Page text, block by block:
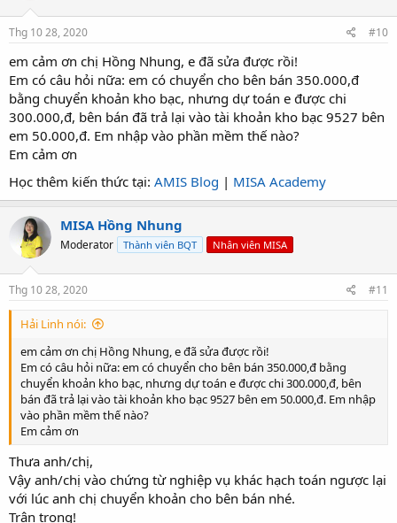
Thg 10 28, 2020 #10
em cảm ơn chị Hồng Nhung, e đã sửa được rồi!
Em có câu hỏi nữa: em có chuyển cho bên bán 350.000,đ
bằng chuyển khoản kho bạc, nhưng dự toán e được chi
300.000,đ, bên bán đã trả lại vào tài khoản kho bạc 9527 bên
em 50.000,đ. Em nhập vào phần mềm thế nào?
Em cảm ơn
Học thêm kiến thức tại: AMIS Blog | MISA Academy
MISA Hồng Nhung
Moderator Thành viên BQT Nhân viên MISA
Thg 10 28, 2020 #11
Hải Linh nói:
em cảm ơn chị Hồng Nhung, e đã sửa được rồi!
Em có câu hỏi nữa: em có chuyển cho bên bán 350.000,đ bằng
chuyển khoản kho bạc, nhưng dự toán e được chi 300.000,đ, bên
bán đã trả lại vào tài khoản kho bạc 9527 bên em 50.000,đ. Em nhập
vào phần mềm thế nào?
Em cảm ơn
Thưa anh/chị,
Vậy anh/chị vào chứng từ nghiệp vụ khác hạch toán ngược lại
với lúc anh chị chuyển khoản cho bên bán nhé.
Trân trọng!